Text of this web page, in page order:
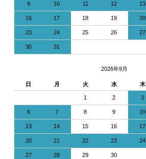
9 10 11 12 13
16 17 18 19 20
23 24 25 26 27
30 31
2026年9月
日 月 火 水 木
1 2 3
6 7 8 9 10
13 14 15 16 17
20 21 22 23 24
27 28 29 30